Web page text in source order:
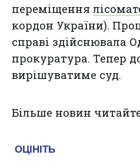
переміщення
кордон України).
справі здійснювала
прокуратура. Тепер
вирішуватиме суд.
Більше новин